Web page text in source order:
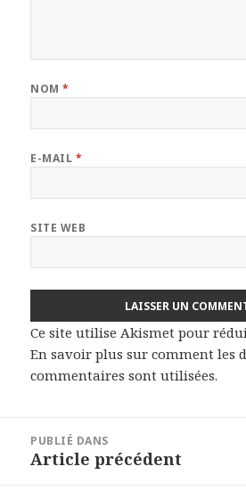
NOM*
E-MAIL *
SITE WEB
Ce site utilise Akismet pour
En savoir plus sur comment les
commentaires sont utilisées.
l’article
PUBLIÉ DANS
Article précédent